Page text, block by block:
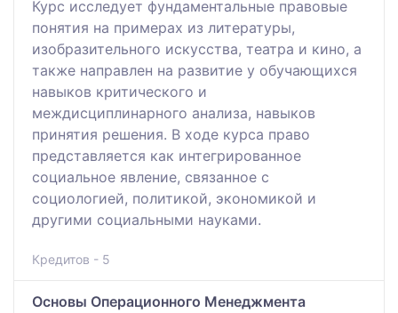
Курс исследует фундаментальные правовые
понятия на примерах из литературы,
изобразительного искусства, театра и кино, а
также направлен на развитие у обучающихся
навыков критического и
междисциплинарного анализа, навыков
принятия решения. В ходе курса право
представляется как интегрированное
социальное явление, связанное с
социологией, политикой, экономикой и
другими социальными науками.
Кредитов - 5
Основы Операционного Менеджмента